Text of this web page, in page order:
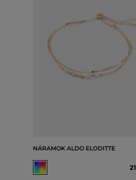
NÁRAMOK ALDO ELODITTE
21